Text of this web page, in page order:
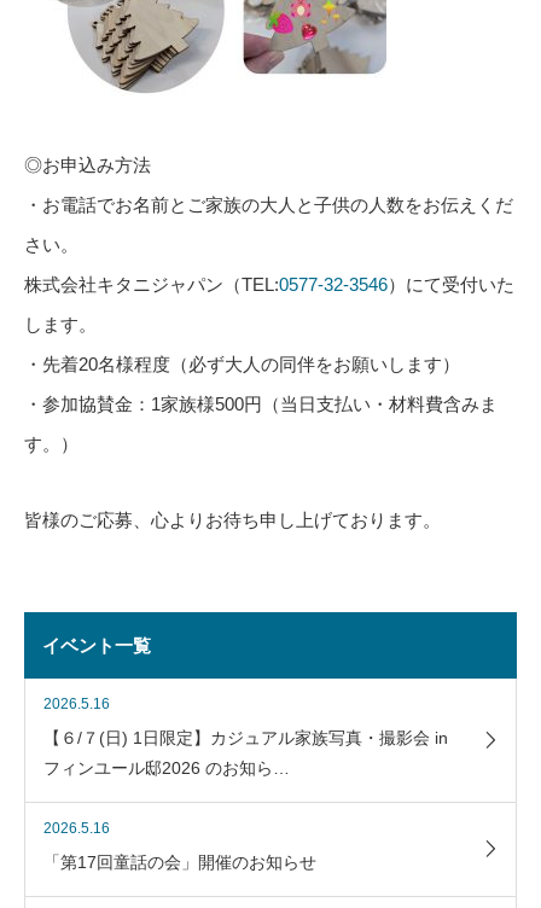
◎お申込み方法
・お電話でお名前とご家族の大人と子供の人数をお伝えくだ
さい。
株式会社キタニジャパン（TEL:0577-32-3546）にて受付いた
します。
・先着20名様程度（必ず大人の同伴をお願いします）
・参加協賛金： 1家族様500円（当日支払い・材料費含みま
す。）
皆様のご応募、心よりお待ち申し上げております。
イベント一覧
2026.5.16
【６/７(日) 1日限定】カジュアル家族写真・撮影会 in
フィンユール邸2026 のお知ら…
2026.5.16
「第17回童話の会」開催のお知らせ